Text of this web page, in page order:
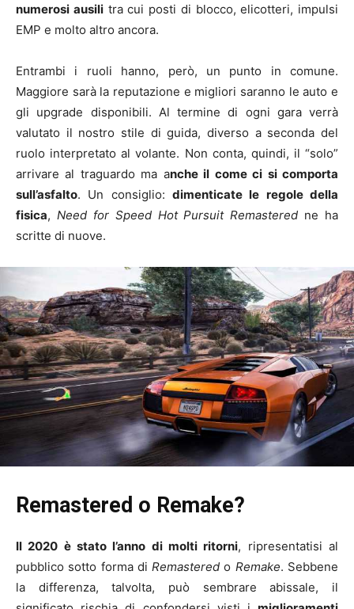
numerosi ausilitra cui posti di blocco, elicotteri, impulsi
EMP e molto altro ancora.
Entrambi i ruoli hanno, però, un punto in comune.
Maggiore sarà la reputazione e migliori saranno le auto e
gli upgrade disponibili. Al termine di ogni gara verrà
valutato il nostro stile di guida, diverso a seconda del
ruolo interpretato al volante. Non conta, quindi, il “solo”
arrivare al traguardo ma anche il come ci si comporta
sull’asfalto. Un consiglio: dimenticate le regole della
fisica, Need for Speed Hot Pursuit Remastered ne ha
scritte di nuove.
Remastered o Remake?
Il 2020 è stato l’anno di molti ritorni, ripresentatisi al
pubblico sotto forma diRemastered o Remake. Sebbene
la differenza, talvolta, può sembrare abissale, il